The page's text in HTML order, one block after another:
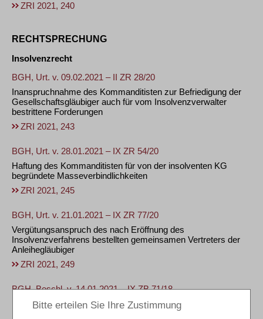
ZRI 2021, 240
RECHTSPRECHUNG
Insolvenzrecht
BGH, Urt. v. 09.02.2021 – II ZR 28/20
Inanspruchnahme des Kommanditisten zur Befriedigung der
Gesellschaftsgläubiger auch für vom Insolvenzverwalter
bestrittene Forderungen
ZRI 2021, 243
BGH, Urt. v. 28.01.2021 – IX ZR 54/20
Haftung des Kommanditisten für von der insolventen KG
begründete Masseverbindlichkeiten
ZRI 2021, 245
BGH, Urt. v. 21.01.2021 – IX ZR 77/20
Vergütungsanspruch des nach Eröffnung des
Insolvenzverfahrens bestellten gemeinsamen Vertreters der
Anleihegläubiger
ZRI 2021, 249
BGH, Beschl. v. 14.01.2021 – IX ZB 71/18
Überschreitung der für Mitglieder des Gläubigerausschusses
in der InsVV festgelegten Stundensätze in besonderen Fällen